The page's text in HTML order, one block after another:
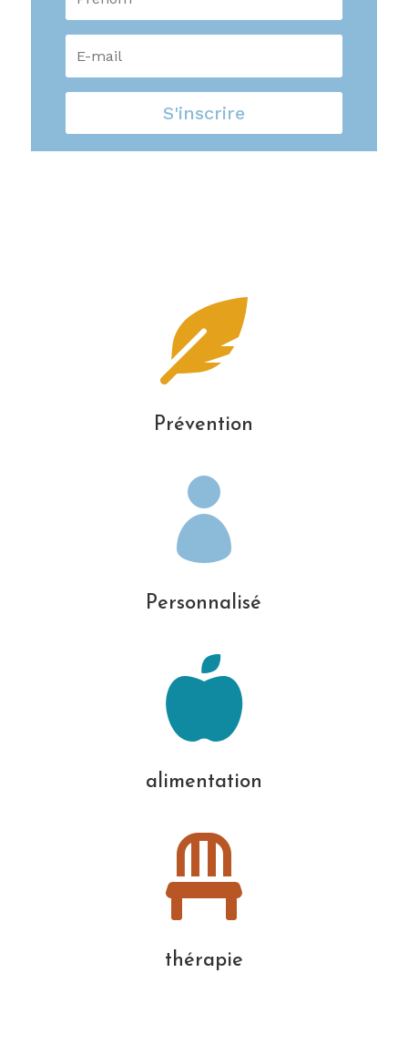
S'inscrire

Prévention

Personnalisé

alimentation

thérapie